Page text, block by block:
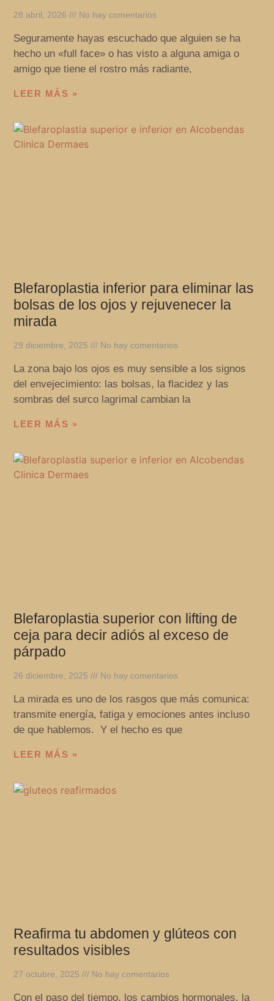
28 abril, 2026 No hay comentarios
Seguramente hayas escuchado que alguien se ha
hecho un «full face» o has visto a alguna amiga o
amigo que tiene el rostro más radiante,
LEER MÁS »
Blefaroplastia inferior para eliminar las
bolsas de los ojos y rejuvenecer la
mirada
29 diciembre, 2025 No hay comentarios
La zona bajo los ojos es muy sensible a los signos
del envejecimiento: las bolsas, la flacidez y las
sombras del surco lagrimal cambian la
LEER MÁS »
Blefaroplastia superior con lifting de
ceja para decir adiós al exceso de
párpado
26 diciembre, 2025 No hay comentarios
La mirada es uno de los rasgos que más comunica:
transmite energía, fatiga y emociones antes incluso
de que hablemos. Y el hecho es que
LEER MÁS »
Reafirma tu abdomen y glúteos con
resultados visibles
27 octubre, 2025 No hay comentarios
Con el paso del tiempo, los cambios hormonales, la